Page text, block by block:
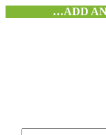
ADD